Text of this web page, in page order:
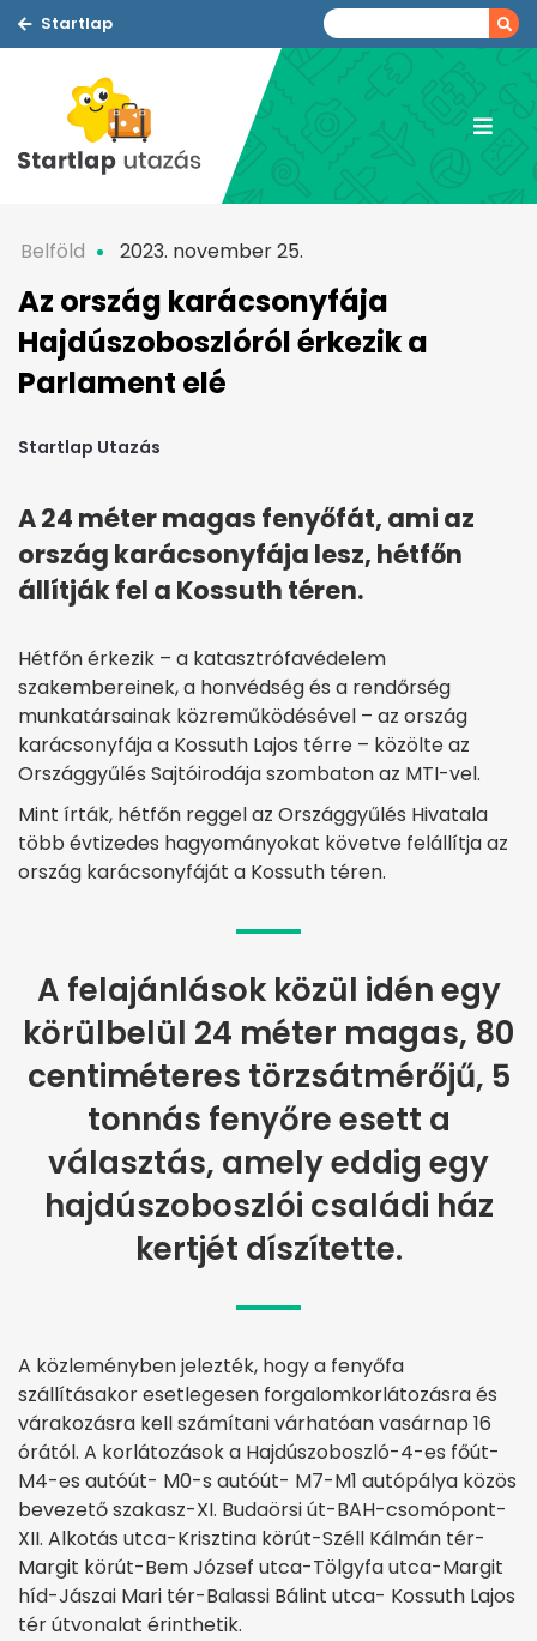
Startlap
Belföld 2023. november 25.
Az ország karácsonyfája
Hajdúszoboszlóról érkezik a
Parlament elé
Startlap Utazás
A 24 méter magas fenyőfát, ami az
ország karácsonyfája lesz, hétfőn
állítják fel a Kossuth téren.
Hétfőn érkezik – a katasztrófavédelem
szakembereinek, a honvédség és a rendőrség
munkatársainak közreműködésével – az ország
karácsonyfája a Kossuth Lajos térre – közölte az
Országgyűlés Sajtóirodája szombaton az MTI-vel.
Mint írták, hétfőn reggel az Országgyűlés Hivatala
több évtizedes hagyományokat követve felállítja az
ország karácsonyfáját a Kossuth téren.
A felajánlások közül idén egy
körülbelül 24 méter magas, 80
centiméteres törzsátmérőjű, 5
tonnás fenyőre esett a
választás, amely eddig egy
hajdúszoboszlói családi ház
kertjét díszítette.
A közleményben jelezték, hogy a fenyőfa
szállításakor esetlegesen forgalomkorlátozásra és
várakozásra kell számítani várhatóan vasárnap 16
órától. A korlátozások a Hajdúszoboszló-4-es főút-
M4-es autóút- M0-s autóút- M7-M1 autópálya közös
bevezető szakasz-XI. Budaörsi út-BAH-csomópont-
XII. Alkotás utca-Krisztina körút-Széll Kálmán tér-
Margit körút-Bem József utca-Tölgyfa utca-Margit
híd-Jászai Mari tér-Balassi Bálint utca- Kossuth Lajos
tér útvonalat érinthetik.